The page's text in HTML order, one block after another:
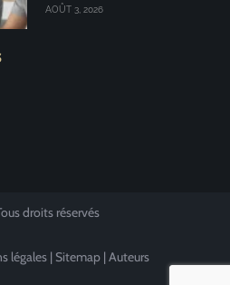
AOÛT 3, 2026
droits réservés
légales| Sitemap|Auteurs